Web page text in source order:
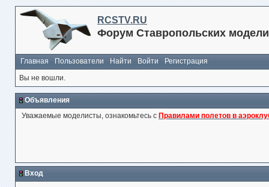
RCSTV.RU
Форум Ставропольских
Главная Пользователи Найти Войти
Регистрация
Вы не вошли.
Объявления
Уважаемые моделисты, ознакомьтесь с Правилами полетов в
Вход